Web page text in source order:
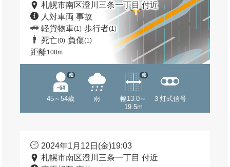
札幌市南区澄川三条一丁目 付近
人対車両 事故
軽貨物車(1) 歩行者(1)
死亡(0) 負傷(1)
距離108m
45～54歳
他
雨
幅13.0～
19.5m
他
３灯式信号
2024年1月12日(金)19:03
札幌市南区澄川三条一丁目 付近